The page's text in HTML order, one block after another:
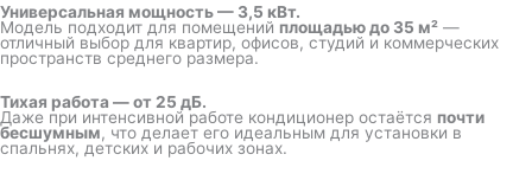
Универсальная мощность — 3,5 кВт.
Модель подходит для помещений площадью до 35 м² —
отличный выбор для квартир, офисов, студий и коммерческих
пространств среднего размера.
Тихая работа — от 25 дБ.
Даже при интенсивной работе кондиционер остаётся почти
бесшумным, что делает его идеальным для установки в
спальнях, детских и рабочих зонах.